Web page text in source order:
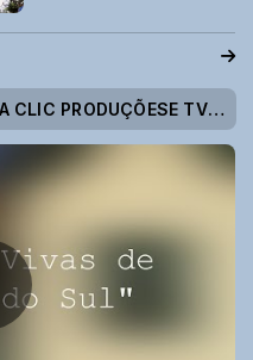
PRODUÇÕESE TV PÊTIBILU